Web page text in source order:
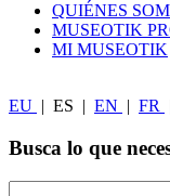
QUIÉNES
MUSEOTIK
MI MUSEOTIK
EU ES EN FR
Busca lo que